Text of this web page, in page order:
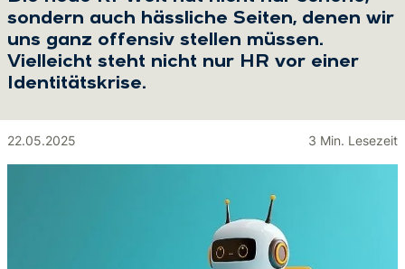
sondern auch hässliche Seiten, denen wir
uns ganz offensiv stellen müssen.
Vielleicht steht nicht nur HR vor einer
Identitätskrise.
22.05.2025 3 Min. Lesezeit